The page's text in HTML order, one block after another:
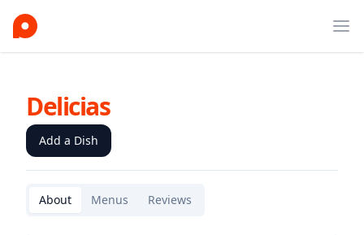
Delicias
Add a Dish
About Menus Reviews